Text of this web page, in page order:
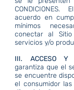
acuerdo en
mínimos
conectar al
servicios y/o
III. ACCESO Y
garantiza que el
se encuentre
el consumidor